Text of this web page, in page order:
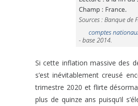
Si cette inflation massive des
s’est inévitablement creusé
trimestre 2020 et flirte
plus de quinze ans puisqu’il